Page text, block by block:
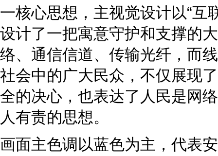
一核心思想，主视觉设计以“互
设计了一把寓意守护和支撑的
络、通信信道、传输光纤，而
社会中的广大民众，不仅展现
全的决心，也表达了人民是网
人有责的思想。
画面主色调以蓝色为主，代表